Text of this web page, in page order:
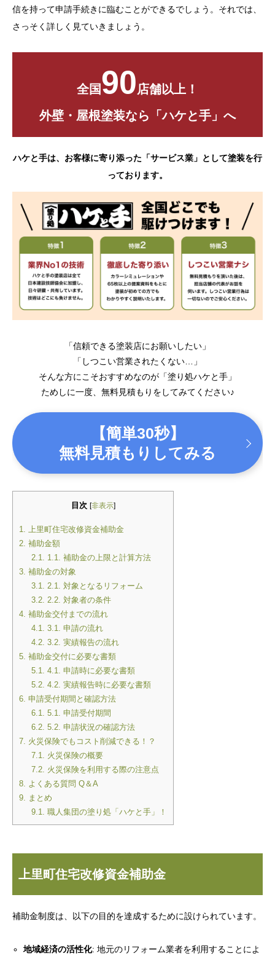
信を持って申請手続きに臨むことができるでしょう。それでは、
さっそく詳しく見ていきましょう。
全国90店舗以上！
外壁・屋根塗装なら「ハケと手」へ
ハケと手は、お客様に寄り添った「サービス業」として塗装を行
っております。
「信頼できる塗装店にお願いしたい」
「しつこい営業されたくない…」
そんな方にこそおすすめなのが「塗り処ハケと手」
ためしに一度、無料見積もりをしてみてください♪
【簡単30秒】
無料見積もりしてみる
目次 [非表示]
1.
上里町住宅改修資金補助金
2. 補助金額
2.1.
1.1. 補助金の上限と計算方法
3. 補助金の対象
3.1.
2.1. 対象となるリフォーム
3.2. 2.2. 対象者の条件
4. 補助金交付までの流れ
4.1.
3.1. 申請の流れ
4.2. 3.2. 実績報告の流れ
5. 補助金交付に必要な書類
5.1.
4.1. 申請時に必要な書類
5.2. 4.2. 実績報告時に必要な書類
6. 申請受付期間と確認方法
6.1.
5.1. 申請受付期間
6.2. 5.2. 申請状況の確認方法
7. 火災保険でもコスト削減できる！？
7.1.
火災保険の概要
7.2. 火災保険を利用する際の注意点
8.
よくある質問 Q＆A
9.
まとめ
9.1.
職人集団の塗り処「ハケと手」！
上里町住宅改修資金補助金
補助金制度は、以下の目的を達成するために設けられています。
地域経済の活性化: 地元のリフォーム業者を利用することによ